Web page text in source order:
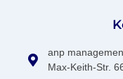
anp
Max-Keith-Str.